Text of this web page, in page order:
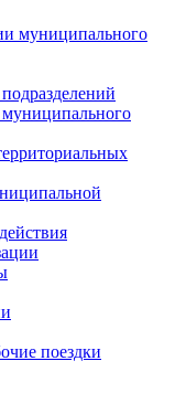
муниципального
поездки